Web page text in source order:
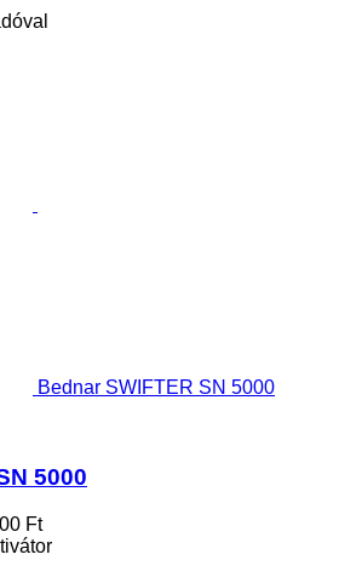
Bednar SWIFTER SN 5000
5000
Ft